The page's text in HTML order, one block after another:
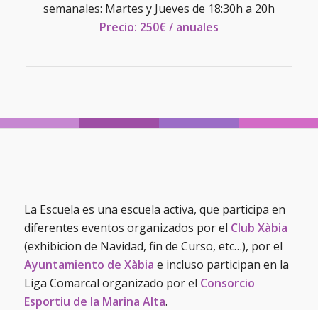
semanales: Martes y Jueves de 18:30h a 20h
Precio: 250€ / anuales
La Escuela es una escuela activa, que participa en
diferentes eventos organizados por el Club Xàbia
(exhibicion de Navidad, fin de Curso, etc…), por el
Ayuntamiento de Xàbia e incluso participan en la
Liga Comarcal organizado por el Consorcio
Esportiu de la Marina Alta.